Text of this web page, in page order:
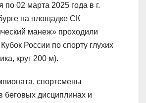
02 марта 2025 года в г.
на площадке СК
манеж» проходили
России по спорту глухих
круг 200 м).
спортсмены
беговых дисциплинах и